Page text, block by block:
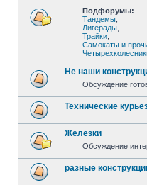
Подфорумы:
Тандемы
Лигерады
Трайки
Самокаты и
Не наши
Обсуждение
Технические
Железки
Обсуждение
разные